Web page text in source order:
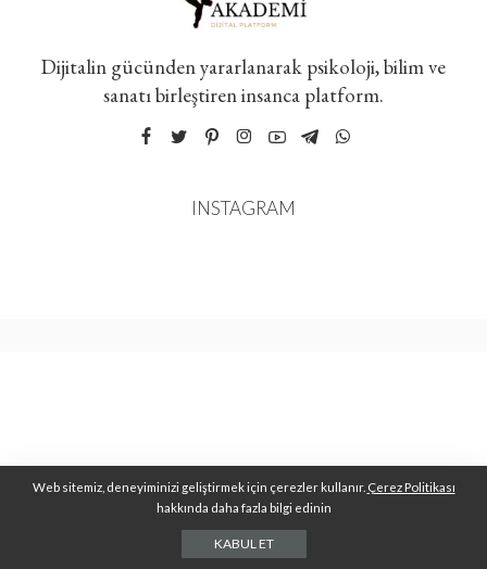
Dijitalin gücünden yararlanarak psikoloji, bilim ve
sanatı birleştiren insanca platform.
INSTAGRAM
Web sitemiz, deneyiminizi geliştirmek için çerezler kullanır. Çerez Politikası
hakkında daha fazla bilgi edinin
KABUL ET